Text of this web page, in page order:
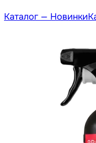
Каталог — Новинки